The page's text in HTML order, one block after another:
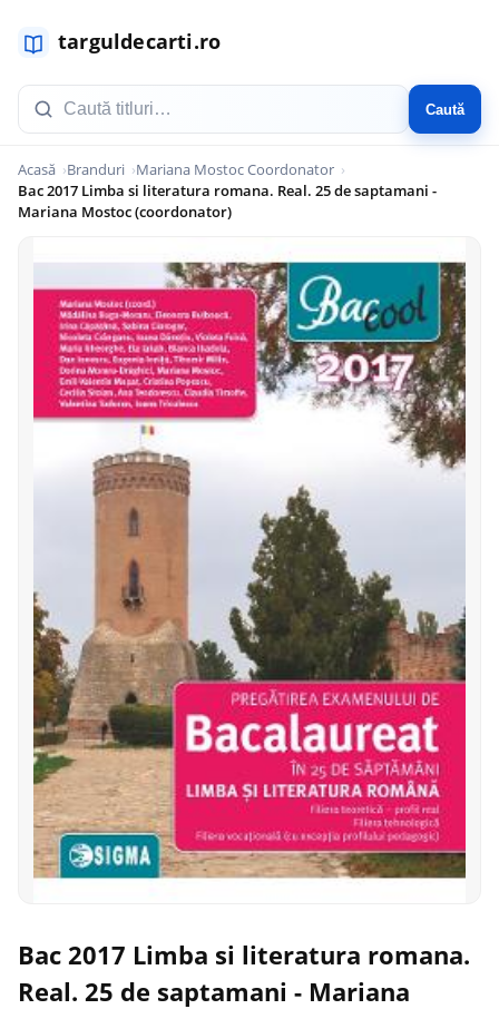
Caută
Acasă Branduri
Mariana Mostoc Coordonator
Bac 2017 Limba si literatura romana. Real. 25 de saptamani -
Mariana Mostoc (coordonator)
Bac 2017 Limba si literatura romana.
Real. 25 de saptamani - Mariana